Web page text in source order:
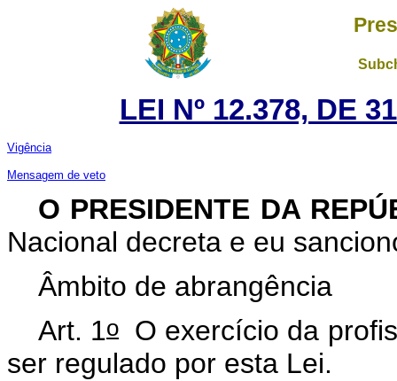
LEI Nº 12.378, DE
Vigência
Mensagem de veto
O PRESIDENTE DA
Nacional decreta e eu
Âmbito de abrangência
Art. 1oO exercício da
ser regulado por esta Lei.